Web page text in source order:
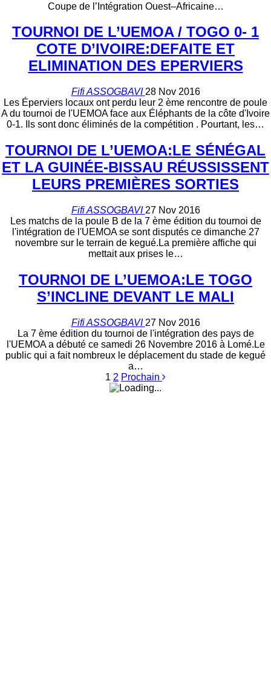
Coupe de l’Intégration Ouest–Africaine…
TOURNOI DE L’UEMOA / TOGO 0- 1
COTE D’IVOIRE:DEFAITE ET
ELIMINATION DES EPERVIERS
Fifi ASSOGBAVI 28 Nov 2016
Les Éperviers locaux ont perdu leur 2 ème rencontre de poule
A du tournoi de l'UEMOA face aux Éléphants de la côte d'Ivoire
0-1. Ils sont donc éliminés de la compétition . Pourtant, les…
TOURNOI DE L’UEMOA:LE SÉNÉGAL
ET LA GUINÉE-BISSAU RÉUSSISSENT
LEURS PREMIÈRES SORTIES
Fifi ASSOGBAVI 27 Nov 2016
Les matchs de la poule B de la 7 ème édition du tournoi de
l'intégration de l'UEMOA se sont disputés ce dimanche 27
novembre sur le terrain de kegué.La première affiche qui
mettait aux prises le…
TOURNOI DE L’UEMOA:LE TOGO
S’INCLINE DEVANT LE MALI
Fifi ASSOGBAVI 27 Nov 2016
La 7 ème édition du tournoi de l'intégration des pays de
l'UEMOA a débuté ce samedi 26 Novembre 2016 à Lomé.Le
public qui a fait nombreux le déplacement du stade de kegué
a…
1 2 Prochain